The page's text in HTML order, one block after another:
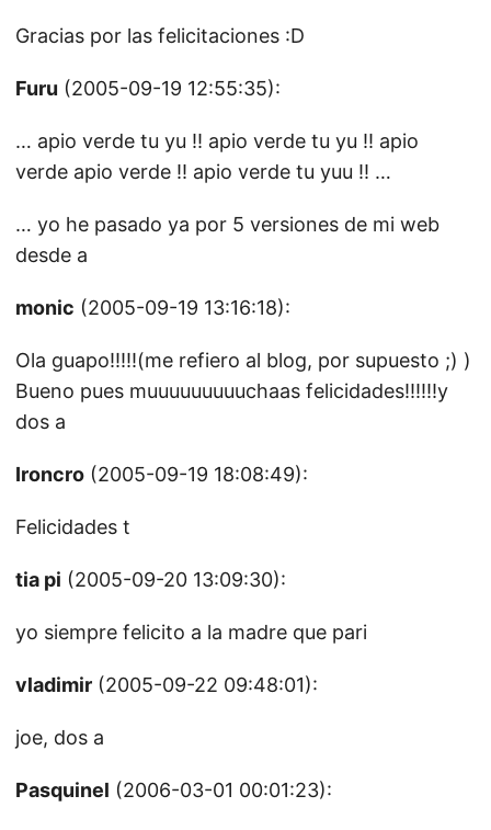
Gracias por las felicitaciones :D
Furu (2005-09-19 12:55:35):
… apio verde tu yu !! apio verde tu yu !! apio
verde apio verde !! apio verde tu yuu !! …
… yo he pasado ya por 5 versiones de mi web
desde a
monic (2005-09-19 13:16:18):
Ola guapo!!!!!(me refiero al blog, por supuesto ;) )
Bueno pues muuuuuuuuuchaas felicidades!!!!!!y
dos a
Ironcro (2005-09-19 18:08:49):
Felicidades t
tia pi (2005-09-20 13:09:30):
yo siempre felicito a la madre que pari
vladimir (2005-09-22 09:48:01):
joe, dos a
Pasquinel (2006-03-01 00:01:23):